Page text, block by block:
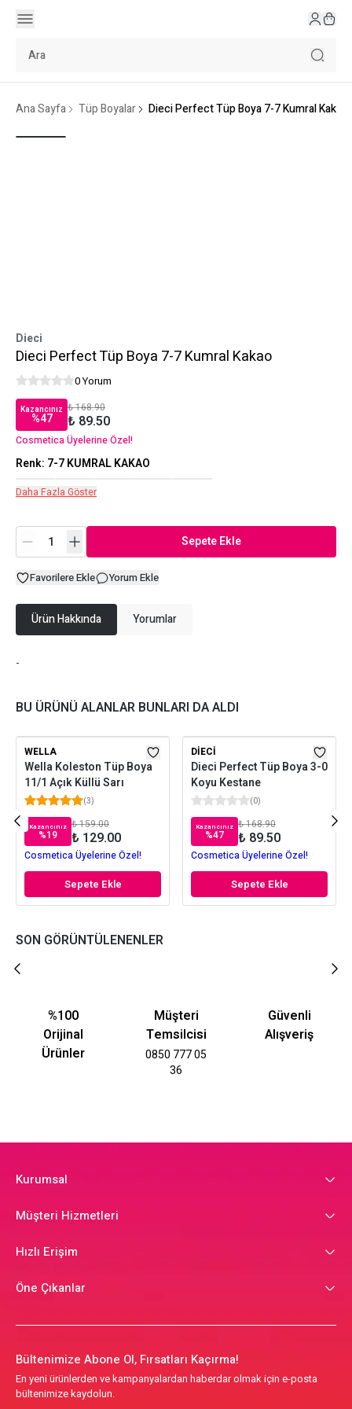
Ana Sayfa Tüp Boyalar Dieci Perfect Tüp Boya 7-7 Kumral Kakao
Dieci
Dieci Perfect Tüp Boya 7-7 Kumral Kakao
0 Yorum
Kazancınız
%47
₺ 168.90
₺ 89.50
Cosmetica Üyelerine Özel!
Renk: 7-7 KUMRAL KAKAO
Daha Fazla Göster
Sepete Ekle
Favorilere Ekle Yorum Ekle
Ürün Hakkında Yorumlar
-
BU ÜRÜNÜ ALANLAR BUNLARI DA ALDI
WELLA
Wella Koleston Tüp Boya
11/1 Açık Küllü Sarı
(3)
Kazancınız
%19
₺ 159.00
₺ 129.00
Cosmetica Üyelerine Özel!
Sepete Ekle
DIECI
Dieci Perfect Tüp Boya 3-0
Koyu Kestane
(0)
Kazancınız
%47
₺ 168.90
₺ 89.50
Cosmetica Üyelerine Özel!
Sepete Ekle
SON GÖRÜNTÜLENENLER
%100
Orijinal
Ürünler
Müşteri
Temsilcisi
0850 777 05
36
Güvenli
Alışveriş
Kurumsal
Müşteri Hizmetleri
Hızlı Erişim
Öne Çıkanlar
Bültenimize Abone Ol, Fırsatları Kaçırma!
En yeni ürünlerden ve kampanyalardan haberdar olmak için e-posta
bültenimize kaydolun.